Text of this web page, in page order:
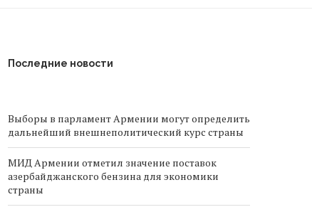
Последние новости
Выборы в парламент Армении могут определить
дальнейший внешнеполитический курс страны
МИД Армении отметил значение поставок
азербайджанского бензина для экономики
страны